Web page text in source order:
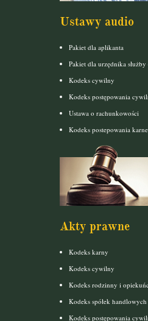
Ustawy audio
Pakiet dla aplikanta
Pakiet dla urzędnika
Kodeks cywilny
Kodeks postępowania
Ustawa o rachunkowości
Kodeks postepowania
Akty prawne
Kodeks karny
Kodeks cywilny
Kodeks rodzinny i
Kodeks spółek handlowych
Kodeks postępowania